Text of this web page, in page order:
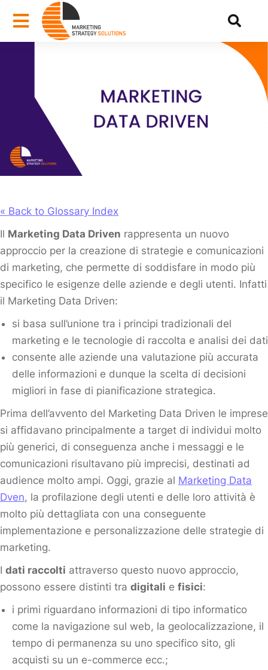
« Back to Glossary Index
Il Marketing Data Driven rappresenta un nuovo
approccio per la creazione di strategie e comunicazioni
di marketing, che permette di soddisfare in modo più
specifico le esigenze delle aziende e degli utenti. Infatti
il Marketing Data Driven:
si basa sull’unione tra i principi tradizionali del
marketing e le tecnologie di raccolta e analisi dei dati
consente alle aziende una valutazione più accurata
delle informazioni e dunque la scelta di decisioni
migliori in fase di pianificazione strategica.
Prima dell’avvento del Marketing Data Driven le imprese
si affidavano principalmente a target di individui molto
più generici, di conseguenza anche i messaggi e le
comunicazioni risultavano più imprecisi, destinati ad
audience molto ampi. Oggi, grazie al Marketing Data
Dven, la profilazione degli utenti e delle loro attività è
molto più dettagliata con una conseguente
implementazione e personalizzazione delle strategie di
marketing.
I dati raccolti attraverso questo nuovo approccio,
possono essere distinti tra digitali e fisici:
i primi riguardano informazioni di tipo informatico
come la navigazione sul web, la geolocalizzazione, il
tempo di permanenza su uno specifico sito, gli
acquisti su un e-commerce ecc.;